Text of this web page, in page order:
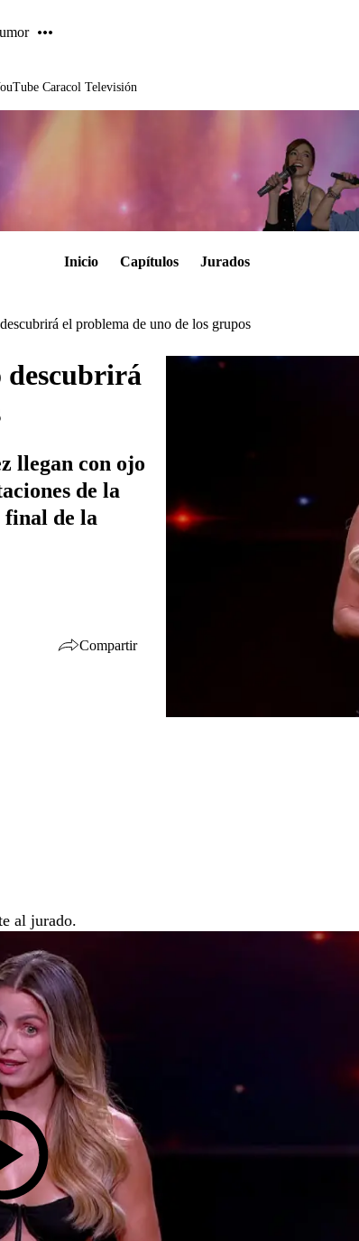
Caracol Televisión
Inicio Capítulos Jurados
el problema de uno de los grupos
descubrirá
llegan con ojo
de la
final de la
Compartir
al jurado.